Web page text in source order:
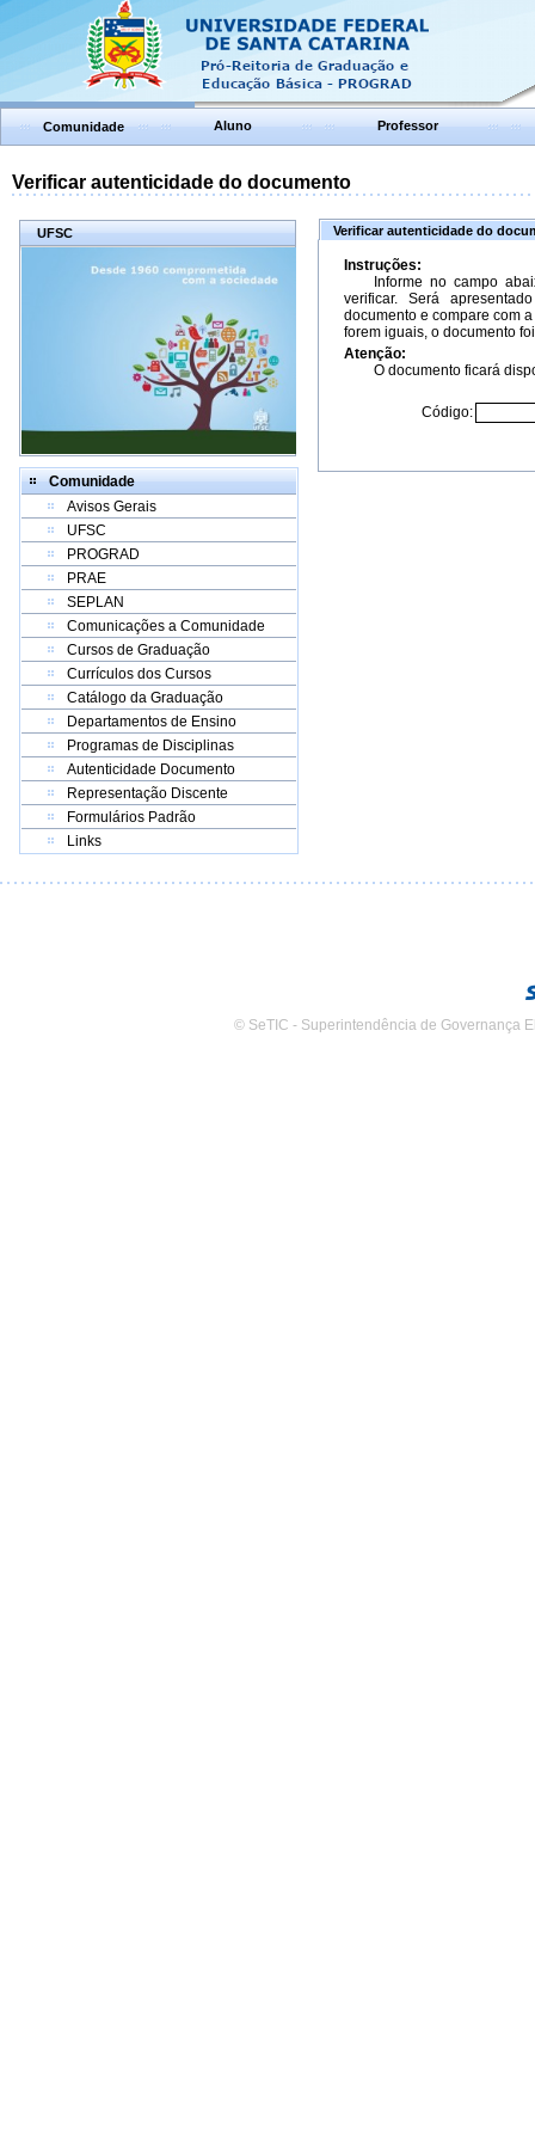
Comunidade Aluno Professor
Verificar autenticidade do documento
UFSC
Comunidade
Avisos Gerais
UFSC
PROGRAD
PRAE
SEPLAN
Comunicações a Comunidade
Cursos de Graduação
Currículos dos Cursos
Catálogo da Graduação
Departamentos de Ensino
Programas de Disciplinas
Autenticidade Documento
Representação Discente
Formulários Padrão
Links
Verificar autenticidade do
Instruções:
Informe no campo
verificar. Será
documento e compare com
forem iguais, o documento
Atenção:
O documento ficará
Código:
© SeTIC - Superintendência de Governança